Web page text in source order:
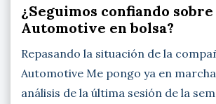
¿Seguimos confiando sobre
Automotive en bolsa?
Repasando la situación de la
Automotive Me pongo ya en
análisis de la última sesión de la